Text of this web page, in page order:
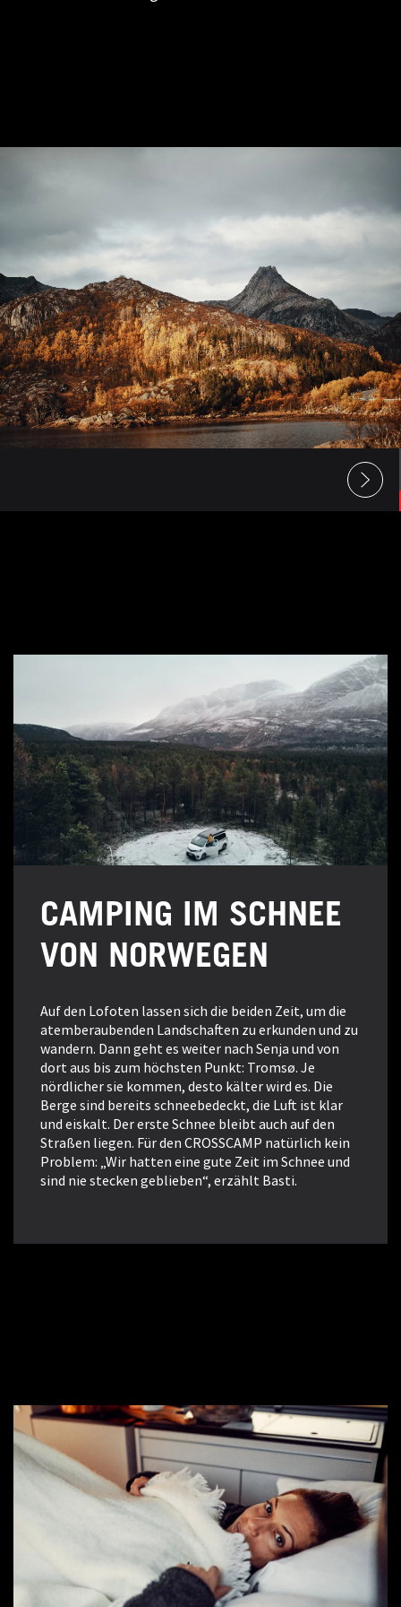
CAMPING IM SCHNEE
VON NORWEGEN
Auf den Lofoten lassen sich die beiden Zeit, um die
atemberaubenden Landschaften zu erkunden und zu
wandern. Dann geht es weiter nach Senja und von
dort aus bis zum höchsten Punkt: Tromsø. Je
nördlicher sie kommen, desto kälter wird es. Die
Berge sind bereits schneebedeckt, die Luft ist klar
und eiskalt. Der erste Schnee bleibt auch auf den
Straßen liegen. Für den CROSSCAMP natürlich kein
Problem: „Wir hatten eine gute Zeit im Schnee und
sind nie stecken geblieben“, erzählt Basti.